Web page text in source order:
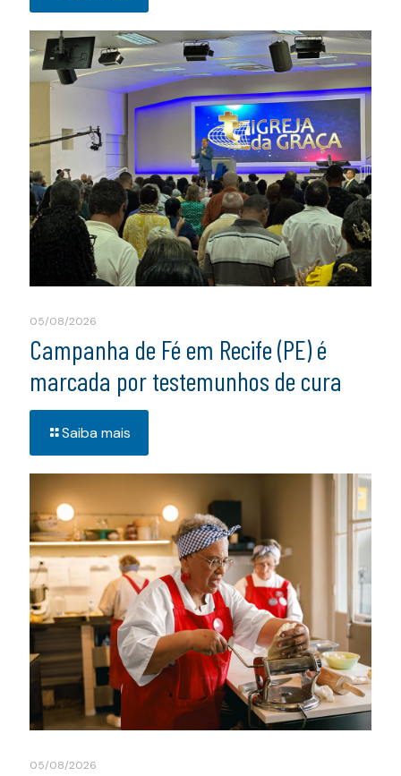
05/08/2026
Campanha de Fé em Recife (PE) é
marcada por testemunhos de cura
Saiba mais
05/08/2026